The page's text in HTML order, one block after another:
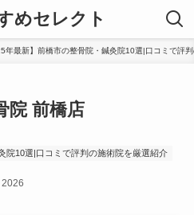
めセレクト
年最新】前橋市の整骨院・鍼灸院10選|口コミで評
院 前橋店
院10選|口コミで評判の施術院を厳選紹介